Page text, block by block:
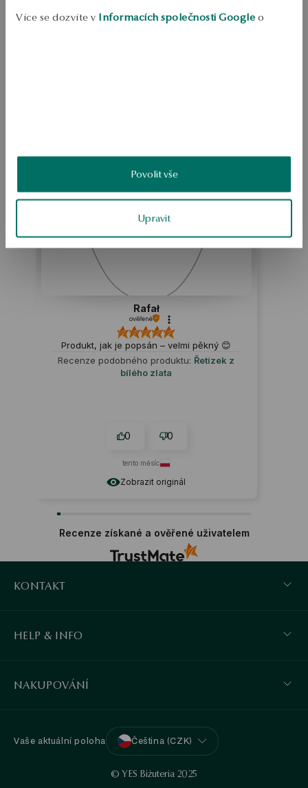
Více se dozvíte v Informacích společnosti Google o
Povolit vše
Upravit
SKU: PS54041-BB000-CRW000-000
Zobrazit originál
Rafał
ověřené
Produkt, jak je popsán – velmi pěkný 😊
Recenze podobného produktu: Řetízek z
bílého zlata
0 0
tento měsíc
Recenze získané a ověřené uživatelem
KONTAKT
HELP & INFO
NAKUPOVÁNÍ
Vaše aktuální poloha Čeština (CZK)
© YES Biżuteria 2025